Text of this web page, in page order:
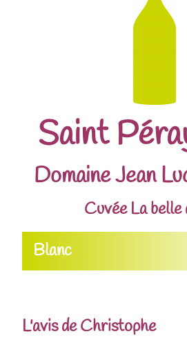
Saint
Domaine Jean
Cuvée La belle
Blanc
L'avis de Christophe